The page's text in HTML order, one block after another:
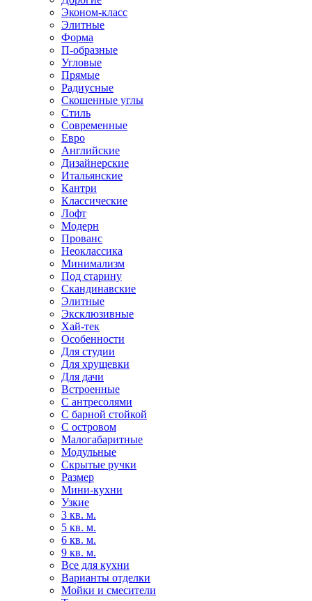
Эконом-класс
Элитные
Форма
П-образные
Угловые
Прямые
Радиусные
Скошенные углы
Стиль
Современные
Евро
Английские
Дизайнерские
Итальянские
Кантри
Классические
Лофт
Модерн
Прованс
Неоклассика
Минимализм
Под старину
Скандинавские
Элитные
Эксклюзивные
Хай-тек
Особенности
Для студии
Для хрущевки
Для дачи
Встроенные
С антресолями
С барной стойкой
С островом
Малогабаритные
Модульные
Скрытые ручки
Размер
Мини-кухни
Узкие
3 кв. м.
5 кв. м.
6 кв. м.
9 кв. м.
Все для кухни
Варианты отделки
Мойки и смесители